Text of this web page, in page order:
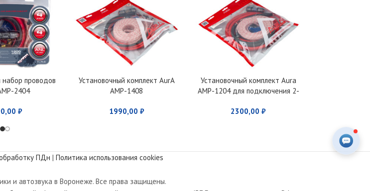
набор проводов
2404
₽
Установочный комплект AurA
AMP-1408
1990,00 ₽
Установочный комплект Aura
AMP-1204 для подключения 2-
2300,00₽
ПДн | Политика использования cookies
и автозвука в Воронеже. Все права защищены.